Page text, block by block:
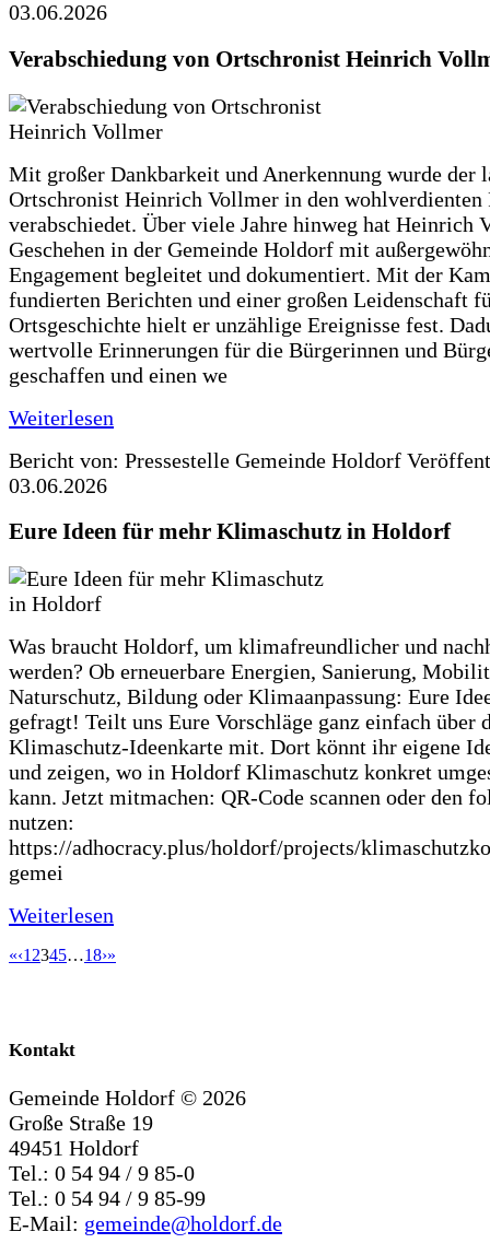
03.06.2026
Verabschiedung von Ortschronist Heinrich
Mit großer Dankbarkeit und Anerkennung wurde der
Ortschronist Heinrich Vollmer in den wohlverdienten
verabschiedet. Über viele Jahre hinweg hat Heinrich
Geschehen in der Gemeinde Holdorf mit
Engagement begleitet und dokumentiert. Mit der
fundierten Berichten und einer großen Leidenschaft
Ortsgeschichte hielt er unzählige Ereignisse fest.
wertvolle Erinnerungen für die Bürgerinnen und
geschaffen und einen we
Weiterlesen
Bericht von: Pressestelle Gemeinde Holdorf
03.06.2026
Eure Ideen für mehr Klimaschutz in Holdorf
Was braucht Holdorf, um klimafreundlicher und
werden? Ob erneuerbare Energien, Sanierung,
Naturschutz, Bildung oder Klimaanpassung: Eure
gefragt! Teilt uns Eure Vorschläge ganz einfach über
Klimaschutz-Ideenkarte mit. Dort könnt ihr eigene
und zeigen, wo in Holdorf Klimaschutz konkret
kann. Jetzt mitmachen: QR-Code scannen oder den
nutzen:
https://adhocracy.plus/holdorf/projects/
gemei
Weiterlesen
«‹1 2345…18›»
Kontakt
Gemeinde Holdorf © 2026
Große Straße 19
49451 Holdorf
Tel.: 0 54 94 / 9 85-0
Tel.: 0 54 94 / 9 85-99
E-Mail: gemeinde@holdorf.de